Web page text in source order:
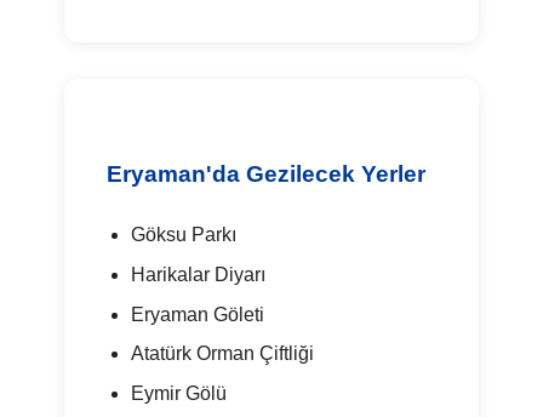
Eryaman'da Gezilecek Yerler
Göksu Parkı
Harikalar Diyarı
Eryaman Göleti
Atatürk Orman Çiftliği
Eymir Gölü